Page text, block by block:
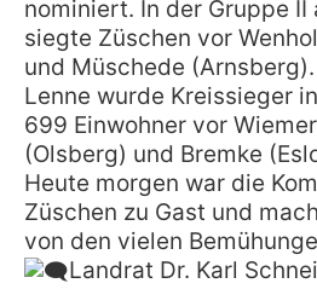
nominiert. In der Gruppe II
siegte Züschen vor
und Müschede (Arnsberg).
Lenne wurde Kreissieger
699 Einwohner vor
(Olsberg) und Bremke
Heute morgen war die
Züschen zu Gast und
von den vielen
Landrat Dr. Karl